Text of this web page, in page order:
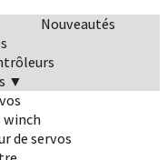
Nouveautés
▼
winch
de servos